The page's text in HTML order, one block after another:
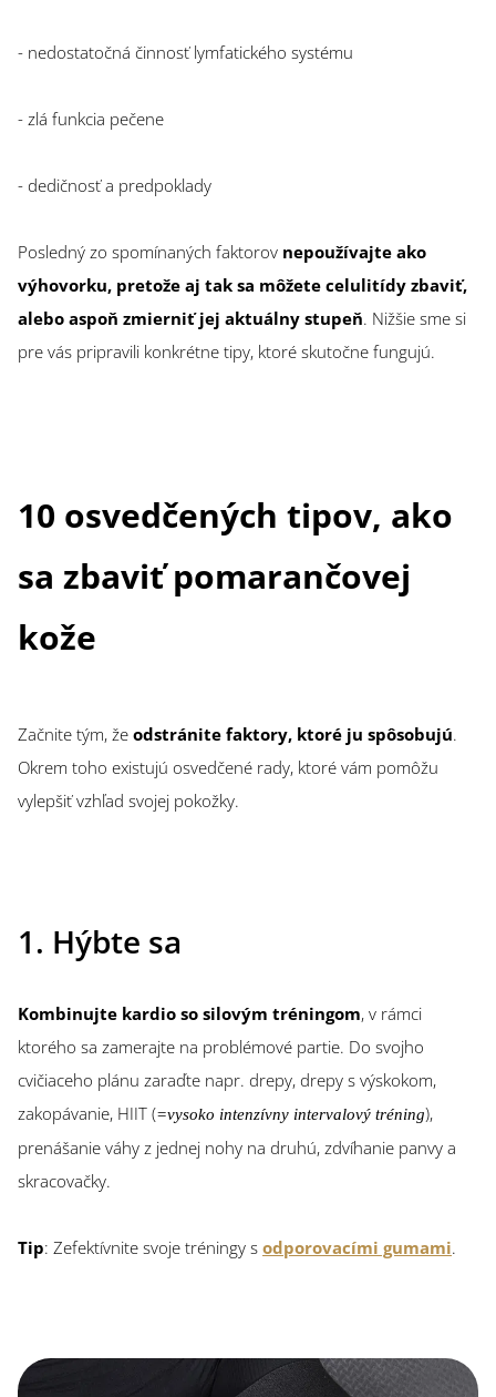
- nedostatočná činnosť lymfatického systému
- zlá funkcia pečene
- dedičnosť a predpoklady
Posledný zo spomínaných faktorov nepoužívajte ako
výhovorku, pretože aj tak sa môžete celulitídy zbaviť,
alebo aspoň zmierniť jej aktuálny stupeň. Nižšie sme si
pre vás pripravili konkrétne tipy, ktoré skutočne fungujú.
10 osvedčených tipov, ako
sa zbaviť pomarančovej
kože
Začnite tým, že odstránite faktory, ktoré ju spôsobujú.
Okrem toho existujú osvedčené rady, ktoré vám pomôžu
vylepšiť vzhľad svojej pokožky.
1. Hýbte sa
Kombinujte kardio so silovým tréningom, v rámci
ktorého sa zamerajte na problémové partie. Do svojho
cvičiaceho plánu zaraďte napr. drepy, drepy s výskokom,
zakopávanie, HIIT (=vysoko intenzívny intervalový tréning),
prenášanie váhy z jednej nohy na druhú, zdvíhanie panvy a
skracovačky.
Tip: Zefektívnite svoje tréningy s odporovacími gumami.